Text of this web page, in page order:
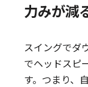
力みが減
スイングでダ
でヘッドスピ
す。つまり、